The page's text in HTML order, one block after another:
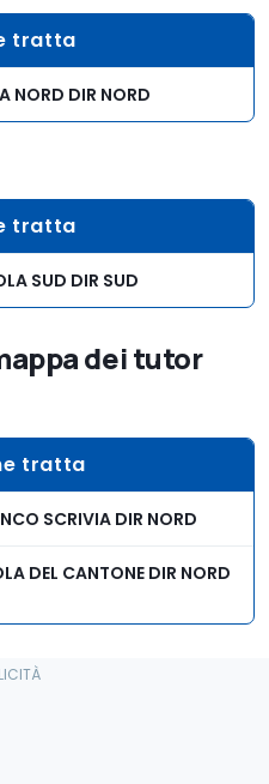
tratta
NORD DIR NORD
tratta
SUD DIR SUD
dei tutor
tratta
SCRIVIA DIR NORD
DEL CANTONE DIR NORD